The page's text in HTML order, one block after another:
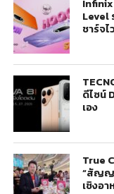
Level
ชาร์จ
ดีไซน์
เอง
True
“สัญญ
เชิงอา